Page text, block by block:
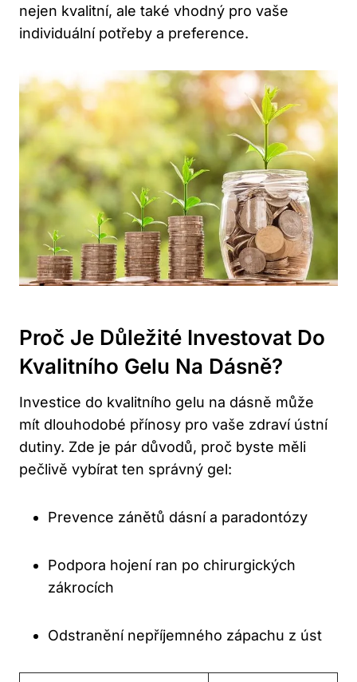
nejen kvalitní, ale také vhodný pro vaše
individuální potřeby a preference.
Proč Je Důležité Investovat Do
Kvalitního Gelu Na Dásně?
Investice do kvalitního gelu na dásně může
mít dlouhodobé přínosy pro vaše zdraví ústní
dutiny. Zde je pár důvodů, proč byste měli
pečlivě vybírat ten správný gel:
Prevence zánětů dásní a paradontózy
Podpora hojení ran po chirurgických
zákrocích
Odstranění nepříjemného zápachu z úst